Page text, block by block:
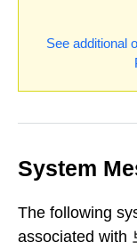
See additional
System
The following
associated with